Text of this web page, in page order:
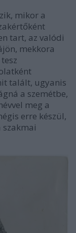
mikor a
tart, az valódi
mekkora
talált, ugyanis
a szemétbe,
meg a
erre készül,
szakmai